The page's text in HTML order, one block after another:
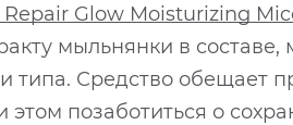
Glow Moisturizing
мыльнянки в
типа. Средство обещает
позаботиться о